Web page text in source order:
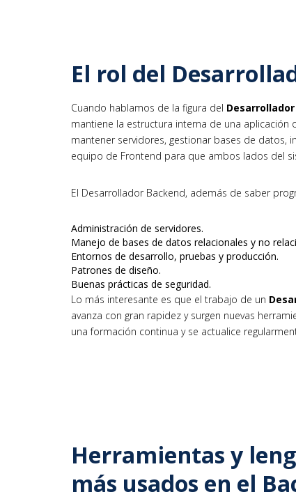
El rol del
Cuando hablamos de la figura del
mantiene la estructura interna de una aplicación
mantener servidores, gestionar bases de datos,
equipo de Frontend para que ambos lados del
El Desarrollador Backend, además de saber
Administración de servidores.
Manejo de bases de datos relacionales y no
Entornos de desarrollo, pruebas y producción.
Patrones de diseño.
Buenas prácticas de seguridad.
Lo más interesante es que el trabajo de un
avanza con gran rapidez y surgen nuevas
una formación continua y se actualice
Herramientas y
más usados en el